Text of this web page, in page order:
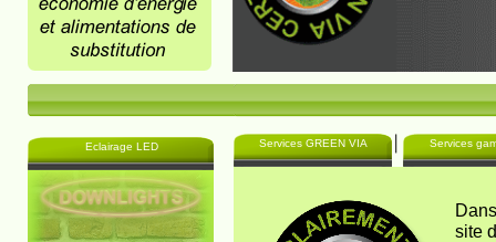
Eclairage LED Services GREEN VIA Services
site